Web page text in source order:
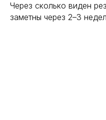
Через сколько виден
заметны через 2–3